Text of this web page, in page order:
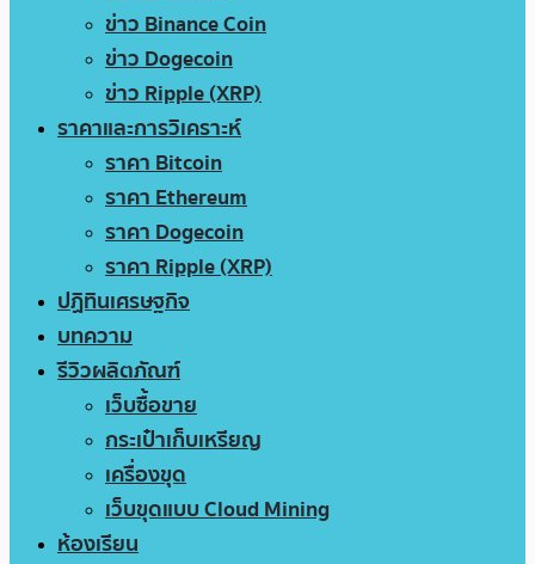
ข่าว Binance Coin
ข่าว Dogecoin
ข่าว Ripple (XRP)
ราคาและการวิเคราะห์
ราคา Bitcoin
ราคา Ethereum
ราคา Dogecoin
ราคา Ripple (XRP)
ปฏิทินเศรษฐกิจ
บทความ
รีวิวผลิตภัณฑ์
เว็บซื้อขาย
กระเป๋าเก็บเหรียญ
เครื่องขุด
เว็บขุดแบบ Cloud Mining
ห้องเรียน